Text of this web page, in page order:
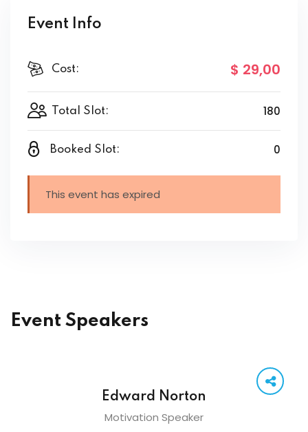
Event Info
Cost: $ 29,00
Total Slot: 180
Booked Slot: 0
This event has expired
Event Speakers
Edward Norton
Motivation Speaker